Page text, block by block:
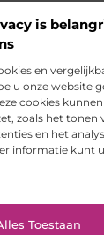
is
en
u onze website
cookies
zoals het tonen
en het
informatie kunt u
Toestaan
te delen,
blogs en
van
tips.